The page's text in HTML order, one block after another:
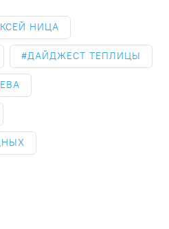
НИЦА
ДАЙДЖЕСТ ТЕПЛИЦЫ